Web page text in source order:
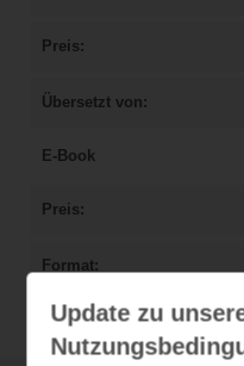
Preis
Übersetzt von
E-Book
Preis
Format
Update zu